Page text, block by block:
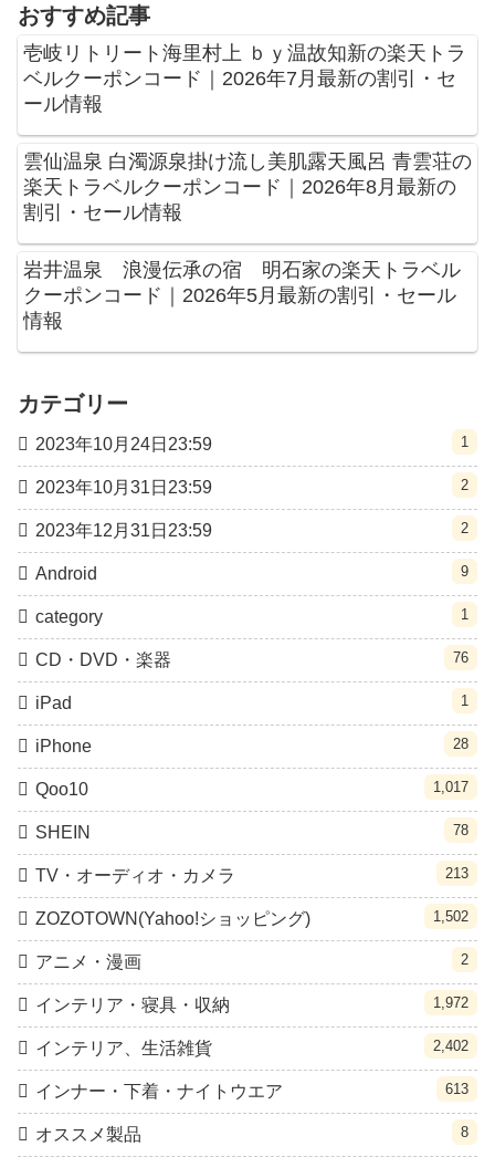
おすすめ記事
壱岐リトリート海里村上 ｂｙ温故知新の楽天トラ
ベルクーポンコード｜2026年7月最新の割引・セ
ール情報
雲仙温泉 白濁源泉掛け流し美肌露天風呂 青雲荘の
楽天トラベルクーポンコード｜2026年8月最新の
割引・セール情報
岩井温泉 浪漫伝承の宿 明石家の楽天トラベル
クーポンコード｜2026年5月最新の割引・セール
情報
カテゴリー
2023年10月24日23:59 1
2023年10月31日23:59 2
2023年12月31日23:59 2
Android 9
category 1
CD・DVD・楽器 76
iPad 1
iPhone 28
Qoo10 1,017
SHEIN 78
TV・オーディオ・カメラ 213
ZOZOTOWN(Yahoo!ショッピング) 1,502
アニメ・漫画 2
インテリア・寝具・収納 1,972
インテリア、生活雑貨 2,402
インナー・下着・ナイトウエア 613
オススメ製品 8